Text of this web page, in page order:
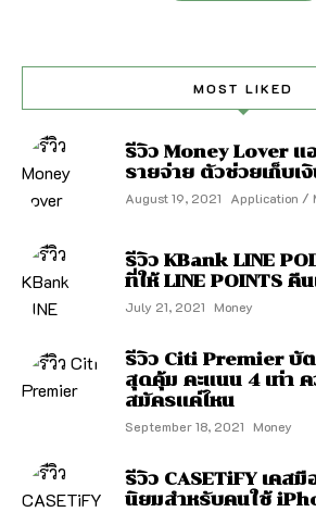
MOST LIKED
รีวิว Money Lover
รายจ่าย ตัวช่วยเก็บเ
August 19, 2021 Application /
รีวิว KBank LINE
ที่ให้ LINE POINTS คื
July 21, 2021 Money
รีวิว Citi Premier บั
สุดคุ้ม คะแนน 4 เท่า
สมัครแค่ไหน
September 18, 2021 Money
รีวิว CASETiFY เคส
นิยมสำหรับคนใช้